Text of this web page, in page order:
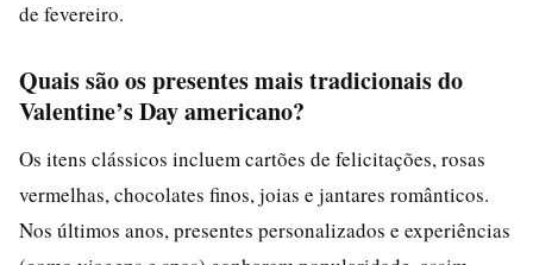
de fevereiro.
Quais são os presentes mais tradicionais do
Valentine’s Day americano?
Os itens clássicos incluem cartões de felicitações, rosas
vermelhas, chocolates finos, joias e jantares românticos.
Nos últimos anos, presentes personalizados e experiências